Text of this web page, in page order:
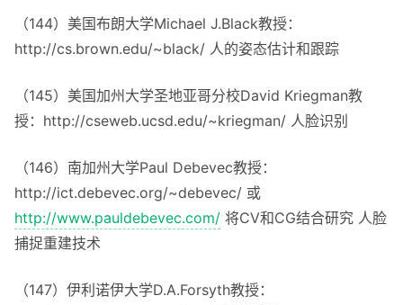
（144）美国布朗大学Michael J.Black教授：
http://cs.brown.edu/~black/ 人的姿态估计和跟踪
（145）美国加州大学圣地亚哥分校David Kriegman教
授：http://cseweb.ucsd.edu/~kriegman/ 人脸识别
（146）南加州大学Paul Debevec教授：
http://ict.debevec.org/~debevec/ 或
http://www.pauldebevec.com/ 将CV和CG结合研究 人脸
捕捉重建技术
（147）伊利诺伊大学D.A.Forsyth教授：